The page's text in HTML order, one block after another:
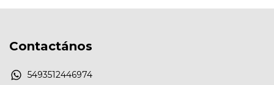
Contactános
5493512446974